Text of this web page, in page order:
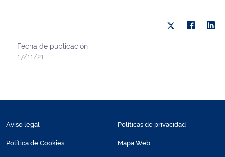
Fecha de publicación
17/11/21
Aviso legal
Política de Cookies
Políticas de privacidad
Mapa Web